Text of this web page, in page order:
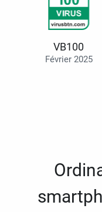
VB100
Février 2025